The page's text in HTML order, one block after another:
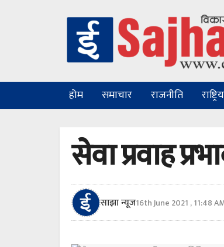
होम समाचार राजनीति राष्ट्रिय
सेवा प्रवाह
साझा न्यूज16th June 2021 , 11:48